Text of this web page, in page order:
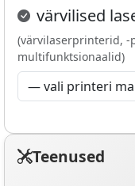
värvilised
(värvilaserprinterid, -
multifunktsionaalid)
Teenused